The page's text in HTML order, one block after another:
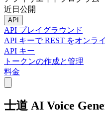
近日公開
API
API プレイグラウンド
API キーで REST をオンラ
API キー
トークンの作成と管理
料金
士道 AI Voice